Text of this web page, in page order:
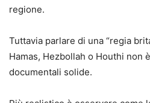
regione.
Tuttavia parlare di una “regia
Hamas, Hezbollah o Houthi non
documentali solide.